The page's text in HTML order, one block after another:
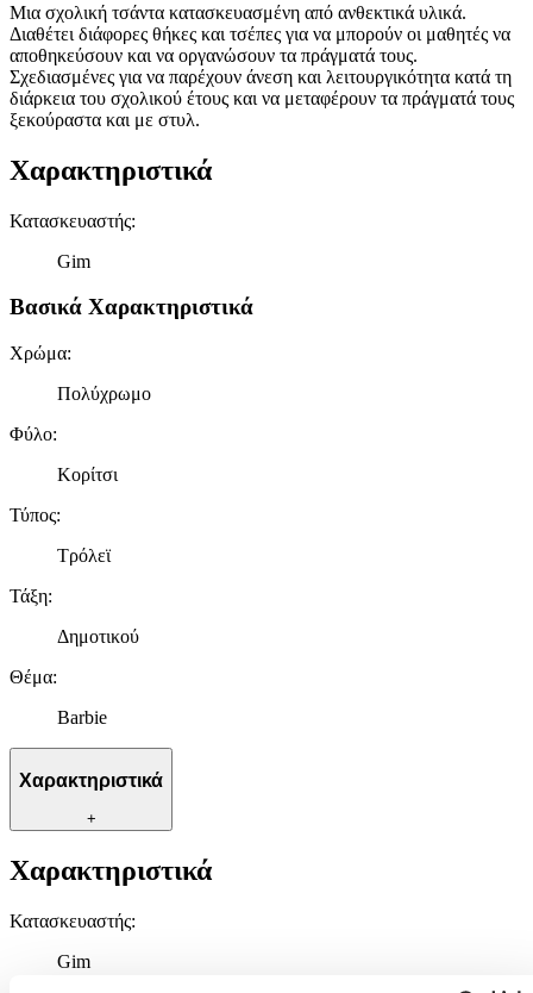
Μια σχολική τσάντα κατασκευασμένη από ανθεκτικά υλικά.
Διαθέτει διάφορες θήκες και τσέπες για να μπορούν οι μαθητές να
αποθηκεύσουν και να οργανώσουν τα πράγματά τους.
Σχεδιασμένες για να παρέχουν άνεση και λειτουργικότητα κατά τη
διάρκεια του σχολικού έτους και να μεταφέρουν τα πράγματά τους
ξεκούραστα και με στυλ.
Χαρακτηριστικά
Κατασκευαστής:
Gim
Βασικά Χαρακτηριστικά
Χρώμα:
Πολύχρωμο
Φύλο:
Κορίτσι
Τύπος:
Τρόλεϊ
Τάξη:
Δημοτικού
Θέμα:
Barbie
Χαρακτηριστικά
+
Χαρακτηριστικά
Κατασκευαστής:
Gim